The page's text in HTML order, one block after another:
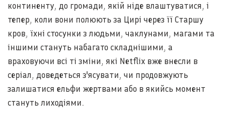
континенту, до громади, якій ніде влаштуватися, і
тепер, коли вони полюють за Цирі через її Старшу
кров, їхні стосунки з людьми, чаклунами, магами та
іншими стануть набагато складнішими, а
враховуючи всі ті зміни, які Netflix вже внесли в
серіал, доведеться з'ясувати, чи продовжують
залишатися ельфи жертвами або в якийсь момент
стануть лиходіями.